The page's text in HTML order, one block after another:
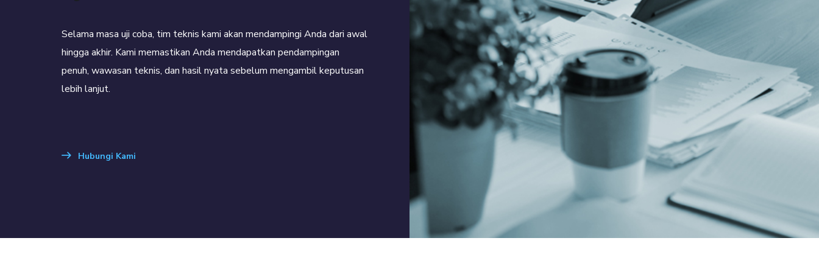
Selama masa uji coba, tim teknis kami akan mendampingi Anda dari awal
hingga akhir. Kami memastikan Anda mendapatkan pendampingan
penuh, wawasan teknis, dan hasil nyata sebelum mengambil keputusan
lebih lanjut.
Hubungi Kami